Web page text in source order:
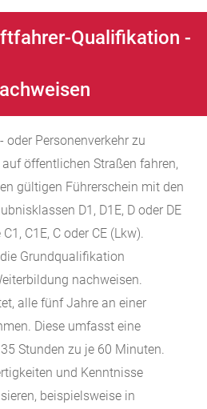
Qualifikation -
oder Personenverkehr zu
öffentlichen Straßen fahren,
gültigen Führerschein mit den
D1, D1E, D oder DE
C1E, C oder CE (Lkw).
Grundqualifikation
nachweisen.
alle fünf Jahre an einer
Diese umfasst eine
Stunden zu je 60 Minuten.
und Kenntnisse
beispielsweise in